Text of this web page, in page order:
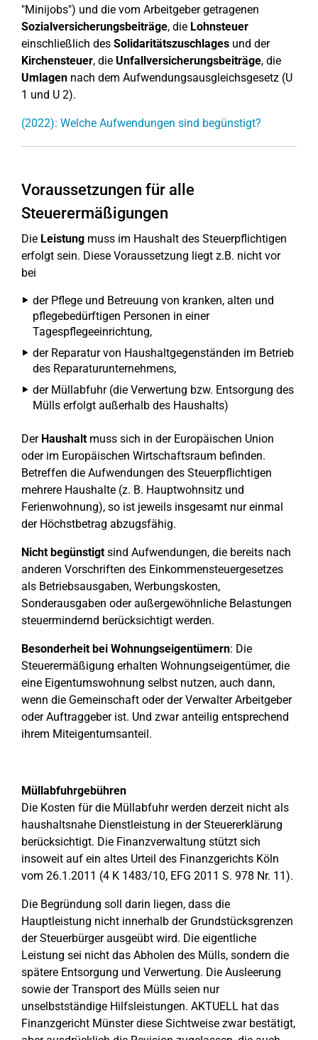
"Minijobs") und die vom Arbeitgeber getragenen
Sozialversicherungsbeiträge, die Lohnsteuer
einschließlich des Solidaritätszuschlages und der
Kirchensteuer, die Unfallversicherungsbeiträge, die
Umlagen nach dem Aufwendungsausgleichsgesetz (U
1 und U 2).
(2022): Welche Aufwendungen sind begünstigt?
Voraussetzungen für alle
Steuerermäßigungen
Die Leistung muss im Haushalt des Steuerpflichtigen
erfolgt sein. Diese Voraussetzung liegt z.B. nicht vor
bei
der Pflege und Betreuung von kranken, alten und
pflegebedürftigen Personen in einer
Tagespflegeeinrichtung,
der Reparatur von Haushaltgegenständen im Betrieb
des Reparaturunternehmens,
der Müllabfuhr (die Verwertung bzw. Entsorgung des
Mülls erfolgt außerhalb des Haushalts)
Der Haushaltmuss sich in der Europäischen Union
oder im Europäischen Wirtschaftsraum befinden.
Betreffen die Aufwendungen des Steuerpflichtigen
mehrere Haushalte (z. B. Hauptwohnsitz und
Ferienwohnung), so ist jeweils insgesamt nur einmal
der Höchstbetrag abzugsfähig.
Nicht begünstigtsind Aufwendungen, die bereits nach
anderen Vorschriften des Einkommensteuergesetzes
als Betriebsausgaben, Werbungskosten,
Sonderausgaben oder außergewöhnliche Belastungen
steuermindernd berücksichtigt werden.
Besonderheit bei Wohnungseigentümern: Die
Steuerermäßigung erhalten Wohnungseigentümer, die
eine Eigentumswohnung selbst nutzen, auch dann,
wenn die Gemeinschaft oder der Verwalter Arbeitgeber
oder Auftraggeber ist. Und zwar anteilig entsprechend
ihrem Miteigentumsanteil.
Müllabfuhrgebühren
Die Kosten für die Müllabfuhr werden derzeit nicht als
haushaltsnahe Dienstleistung in der Steuererklärung
berücksichtigt. Die Finanzverwaltung stützt sich
insoweit auf ein altes Urteil des Finanzgerichts Köln
vom 26.1.2011 (4 K 1483/10, EFG 2011 S. 978 Nr. 11).
Die Begründung soll darin liegen, dass die
Hauptleistung nicht innerhalb der Grundstücksgrenzen
der Steuerbürger ausgeübt wird. Die eigentliche
Leistung sei nicht das Abholen des Mülls, sondern die
spätere Entsorgung und Verwertung. Die Ausleerung
sowie der Transport des Mülls seien nur
unselbstständige Hilfsleistungen. AKTUELL hat das
Finanzgericht Münster diese Sichtweise zwar bestätigt,